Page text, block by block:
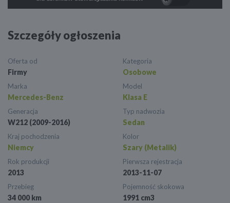
Szczegóły ogłoszenia
Oferta od
Firmy
Kategoria
Osobowe
Marka
Mercedes-Benz
Model
Klasa E
Generacja
W212 (2009-2016)
Typ nadwozia
Sedan
Kraj pochodzenia
Niemcy
Kolor
Szary (Metalik)
Rok produkcji
2013
Pierwsza rejestracja
2013-11-07
Przebieg
34 000 km
Pojemność skokowa
1991 cm3